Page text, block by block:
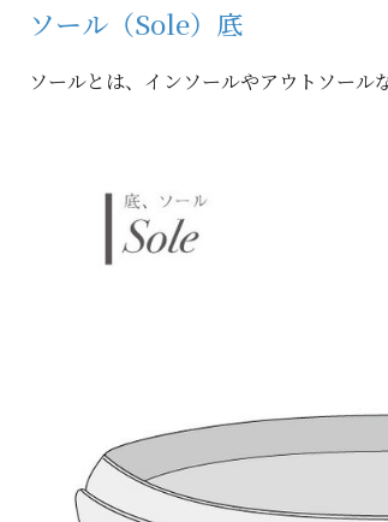
ソール（Sole）底
ソールとは、インソールやアウトソール